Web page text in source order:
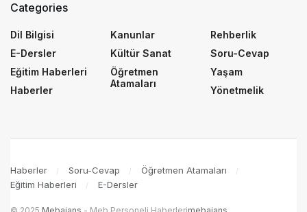
Categories
Dil Bilgisi
E-Dersler
Eğitim Haberleri
Haberler
Kanunlar
Kültür Sanat
Öğretmen
Atamaları
Rehberlik
Soru-Cevap
Yaşam
Yönetmelik
Haberler Soru-Cevap
Öğretmen Atamaları
Eğitim Haberleri
E-Dersler